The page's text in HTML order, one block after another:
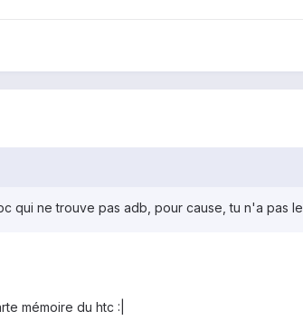
qui ne trouve pas adb, pour cause, tu n'a pas
mémoire du htc :|